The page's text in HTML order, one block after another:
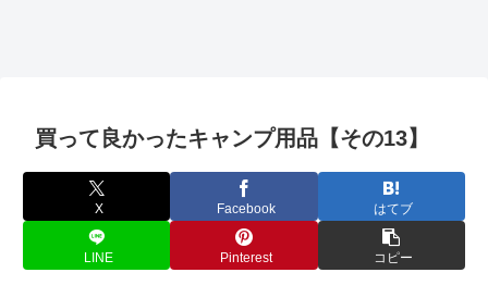
買って良かったキャンプ用品【その13】
X Facebook はてブ
LINE Pinterest コピー